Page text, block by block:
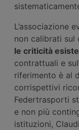
L’associazione
non calibrati sul
le criticità
contrattuali e
riferimento è al
corrispettivi
Federtrasporti
e non più
istituzioni,